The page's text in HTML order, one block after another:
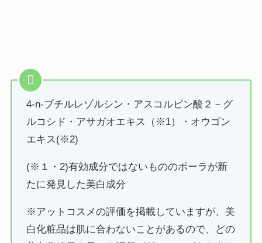
4-n-ブチルレゾルシン・アスコルビン酸２－グ
ルコシド・アサガオエキス（※1）・オウゴン
エキス(※2)
(※１・2)有効成分ではないもののポーラが新
たに発見した美白成分
※アットコスメの評価を掲載していますが、美
白化粧品は肌に合わないことがあるので、どの